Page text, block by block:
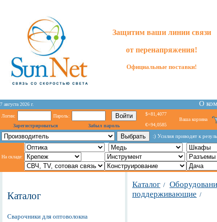
Защитим ваши линии связи
от перенапряжения!
Официальные поставки!
7 августа 2026 г. О
Логин:
Пароль:
Зарегистрироваться
Забыл пароль
$=81,4077
€=94,0585
Ваша корзина
:) Усилия приводят к
На складе:
Каталог
Сварочники для оптоволокна
Каталог /
поддерживающие /